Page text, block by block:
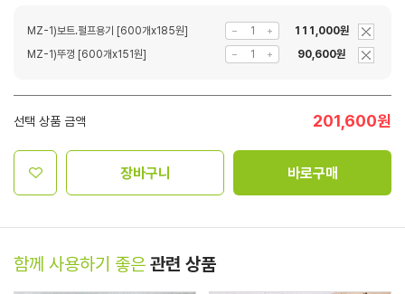
MZ-1)보트.펄프용기 [600개x185원]
111,000원
MZ-1)뚜껑 [600개x151원]
90,600원
선택 상품 금액 201,600원
장바구니 바로구매
함께 사용하기 좋은 관련 상품